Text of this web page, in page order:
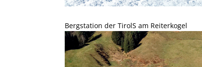
Bergstation der TirolS am Reiterkogel